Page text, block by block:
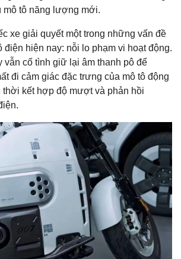
mô tô năng lượng mới.
xe giải quyết một trong những vấn đề
điện hiện nay: nỗi lo phạm vi hoạt động.
vẫn cố tình giữ lại âm thanh pô để
đi cảm giác đặc trưng của mô tô động
thời kết hợp độ mượt và phản hồi